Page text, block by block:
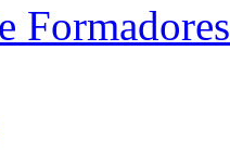
Formadores